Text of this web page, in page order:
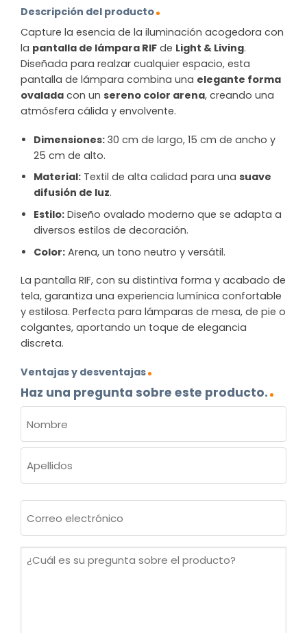
Descripción del producto
Capture la esencia de la iluminación acogedora con
la pantalla de lámpara RIF de Light & Living.
Diseñada para realzar cualquier espacio, esta
pantalla de lámpara combina una elegante forma
ovalada con un sereno color arena, creando una
atmósfera cálida y envolvente.
Dimensiones:30 cm de largo, 15 cm de ancho y
25 cm de alto.
Material:Textil de alta calidad para una suave
difusión de luz.
Estilo:Diseño ovalado moderno que se adapta a
diversos estilos de decoración.
Color:Arena, un tono neutro y versátil.
La pantalla RIF, con su distintiva forma y acabado de
tela, garantiza una experiencia lumínica confortable
y estilosa. Perfecta para lámparas de mesa, de pie o
colgantes, aportando un toque de elegancia
discreta.
Ventajas y desventajas
Haz una pregunta sobre este producto.
(OBLIGATORIO)
Nombre
electrónico
¿Cuál